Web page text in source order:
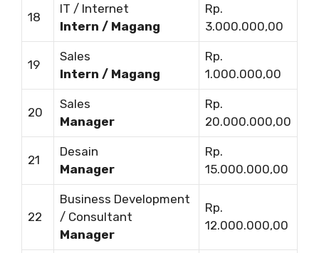
18
IT / Internet
Intern / Magang
Rp.
3.000.000,00
19
Sales
Intern / Magang
Rp.
1.000.000,00
20
Sales
Manager
Rp.
20.000.000,00
21
Desain
Manager
Rp.
15.000.000,00
22
Business Development
/ Consultant
Manager
Rp.
12.000.000,00